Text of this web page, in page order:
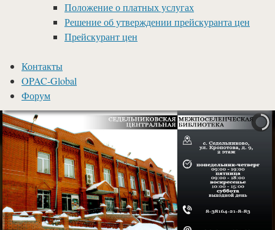
Положение о платных услугах
Решение об утверждении прейскуранта цен
Прейскурант цен
Контакты
OPAC-Global
Форум